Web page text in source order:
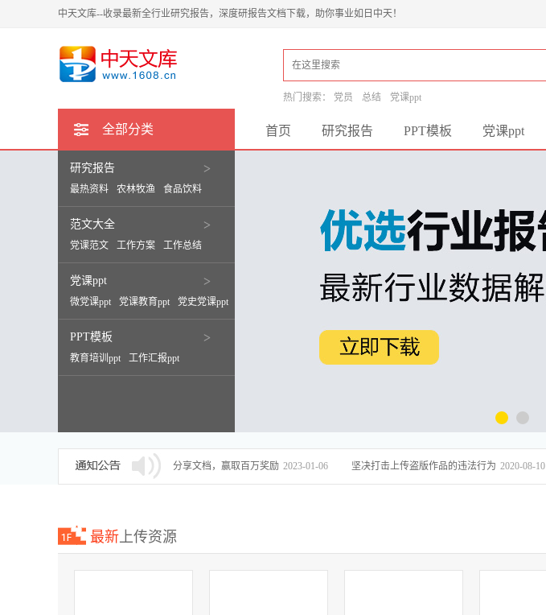
中天文库--收录最新全行业研究报告，深度研报告文档下载，助你事业如日中天！
热门搜索： 党员 总结 党课ppt
全部分类
研究报告 >
最热资料 农林牧渔 食品饮料
范文大全 >
党课范文 工作方案 工作总结
党课ppt >
微党课ppt 党课教育ppt 党史党课ppt
PPT模板 >
教育培训ppt
工作汇报ppt
述职报告ppt
首页 研究报告 PPT模板 党课ppt
分享文档，赢取百万奖励 2023-01-06 坚决打击上传盗版作品的违法行为 2020-08-10
最新上传资源